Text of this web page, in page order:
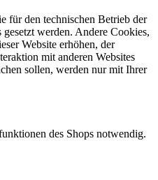
für den technischen Betrieb der
werden. Andere Cookies,
Website erhöhen, der
mit anderen Websites
sollen, werden nur mit Ihrer
des Shops notwendig.